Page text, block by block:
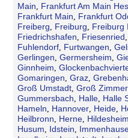
Main
Frankfurt Am Main
Frankfurt Main Frankfurt
Freiberg Freiburg Freiburg
Friedrichshafen Friesenried
Fuhlendorf, Furtwangen
Gerlingen Germersheim
Ginnheim
Gomaringen Graz,
Groß Umstadt, Groß
Gummersbach Halle, Halle
Hameln Hannover, Heide,
Heilbronn Herne, Hildesheim
Husum Idstein